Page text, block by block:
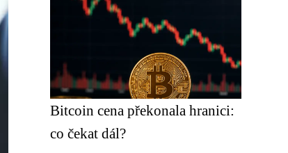
Bitcoin cena překonala hranici:
co čekat dál?